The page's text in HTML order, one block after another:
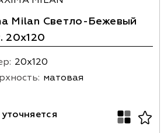
Milan Светло-Бежевый
20x120
20х120
матовая